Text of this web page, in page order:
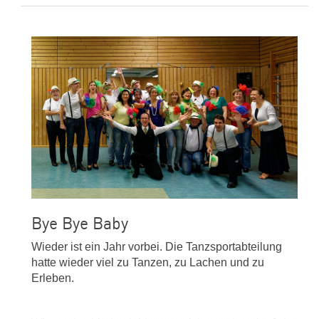
auf jeder Party als den Tanzgott oder die Tanzgöttin
Das macht einfach Spass. Und dass nicht aller
Anfang schwierig ist, dafür sorgen wie immer Andrea
und Klaus. Dieses Mal hatten wir in dem
Anfängerteil des Workshops echt gutes Material als
Tänzer.Der Grundschritt saß nach weinigen Minuten,
der Takt bereitete keine Problem. Alle konnten den
rechten Fuß vom Linken unterscheiden. Ein Traum
wurde war. Unsere Trainerin Andrea wäre nicht
Andrea, wäre sie nicht auf die natürliche
durch. Einfach mal machen und das Adrenalin
spüren, wenn es geklappt hat und alle Körperteile
wieder an der Stelle sind, an die sie gehören. Nein,
ich übertreibe maßlos, aber auch hier braucht es
Konzentration und das Wissen, welches die rechte
Hand, welches die linke Hand und was oben und
unten ist. 😉 Alle, die da waren, werden wissen, was
ich meine. Wir hoffen, auch im kommenden Jahr
wieder einen so tollen Workshop anbieten zu
können. Danke an Andrea und Klaus.
Bye Bye Baby
Wieder ist ein Jahr vorbei. Die Tanzsportabteilung
hatte wieder viel zu Tanzen, zu Lachen und zu
Erleben.